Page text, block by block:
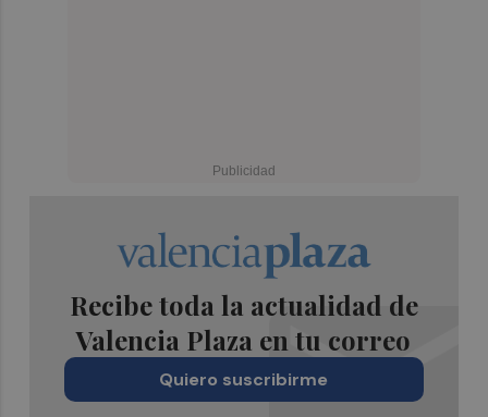
Recibe toda la actualidad de
Valencia Plaza en tu correo
Quiero suscribirme